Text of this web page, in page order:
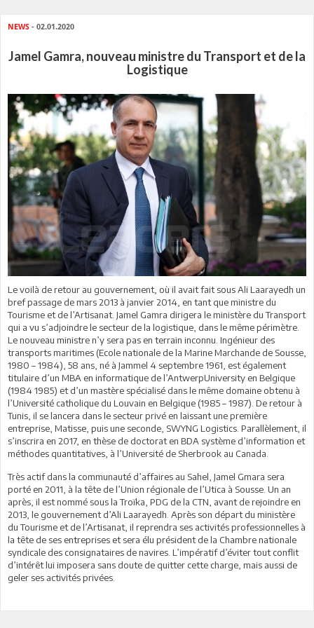
NEWS - 02.01.2020
Jamel Gamra, nouveau ministre du Transport et de la
Logistique
Le voilà de retour au gouvernement, où il avait fait sous Ali Laarayedh un
bref passage de mars 2013 à janvier 2014, en tant que ministre du
Tourisme et de l’Artisanat. Jamel Gamra dirigera le ministère du Transport
qui a vu s’adjoindre le secteur de la logistique, dans le même périmètre.
Le nouveau ministre n’y sera pas en terrain inconnu. Ingénieur des
transports maritimes (Ecole nationale de la Marine Marchande de Sousse,
1980 – 1984), 58 ans, né à Jammel 4 septembre 1961, est également
titulaire d’un MBA en informatique de l’AntwerpUniversity en Belgique
(1984 1985) et d’un mastère spécialisé dans le même domaine obtenu à
l’Université catholique du Louvain en Belgique (1985 – 1987). De retour à
Tunis, il se lancera dans le secteur privé en laissant une première
entreprise, Matisse, puis une seconde, SWYNG Logistics. Parallèlement, il
s’inscrira en 2017, en thèse de doctorat en BDA système d’information et
méthodes quantitatives, à l’Université de Sherbrook au Canada.
Très actif dans la communauté d’affaires au Sahel, Jamel Gmara sera
porté en 2011, à la tête de l’Union régionale de l’Utica à Sousse. Un an
après, il est nommé sous la Troïka, PDG de la CTN, avant de rejoindre en
2013, le gouvernement d’Ali Laarayedh. Après son départ du ministère
du Tourisme et de l’Artisanat, il reprendra ses activités professionnelles à
la tête de ses entreprises et sera élu président de la Chambre nationale
syndicale des consignataires de navires. L’impératif d’éviter tout conflit
d’intérêt lui imposera sans doute de quitter cette charge, mais aussi de
geler ses activités privées.